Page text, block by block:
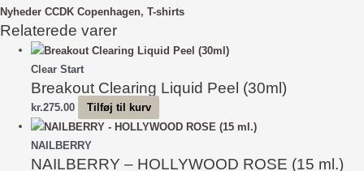
Shirt
-
Snow
Nyheder CCDK Copenhagen, T-shirts
Relaterede varer
Clear Start
Breakout Clearing Liquid Peel (30ml)
kr.275.00 Tilføj til kurv
NAILBERRY
NAILBERRY – HOLLYWOOD ROSE (15 ml.)